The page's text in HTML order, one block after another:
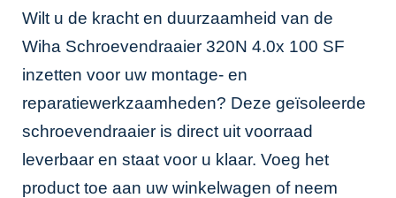
Wilt u de kracht en duurzaamheid van de
Wiha Schroevendraaier 320N 4.0x 100 SF
inzetten voor uw montage- en
reparatiewerkzaamheden? Deze geïsoleerde
schroevendraaier is direct uit voorraad
leverbaar en staat voor u klaar. Voeg het
product toe aan uw winkelwagen of neem